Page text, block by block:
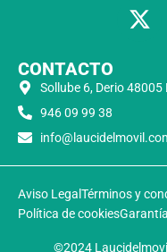
CONTACTO
Sollube 6, Derio 48005
946 09 99 38
Aviso Legal Términos y
Política de cookies
©2024